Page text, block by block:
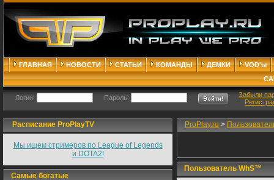
ГЛАВНАЯ НОВОСТИ СТАТЬИ КОМАНДЫ ДЕМКИ
VOD'ы
Логин: Пароль:
Забыли
Расписание ProPlayTV
Мы ищем стримеров по League of Legends
и DOTA2!
Самые богатые
ProPlay.ru >
Пользователь WhS™